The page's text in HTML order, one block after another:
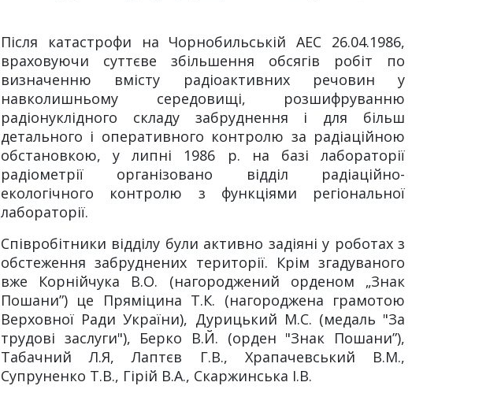
Після катастрофи на Чорнобильській АЕС 26.04.1986,
враховуючи суттєве збільшення обсягів робіт по
визначенню вмісту радіоактивних речовин у
навколишньому середовищі, розшифруванню
радіонуклідного складу забруднення і для більш
детального і оперативного контролю за радіаційною
обстановкою, у липні 1986 р. на базі лабораторії
радіометрії організовано відділ радіаційно-
екологічного контролю з функціями регіональної
лабораторії.
Співробітники відділу були активно задіяні у роботах з
обстеження забруднених території. Крім згадуваного
вже Корнійчука В.О. (нагороджений орденом „Знак
Пошани”) це Пряміцина Т.К. (нагороджена грамотою
Верховної Ради України), Дурицький М.С. (медаль "За
трудові заслуги"), Берко В.Й. (орден "Знак Пошани”),
Табачний Л.Я, Лаптєв Г.В., Храпачевський В.М.,
Супруненко Т.В., Гірій В.А., Скаржинська І.В.